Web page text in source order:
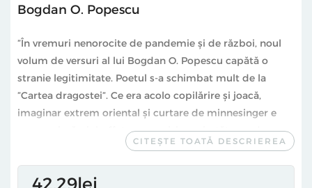
Bogdan O. Popescu
”În vremuri nenorocite de pandemie și de război, noul
volum de versuri al lui Bogdan O. Popescu capătă o
stranie legitimitate. Poetul s-a schimbat mult de la
”Cartea dragostei”. Ce era acolo copilărire și joacă,
imaginar extrem oriental și curtare de minnesinger e
acum crimă, viol, sfârtecare, privire neiertătoare de
sniper ce-ar îndrepta țeava armei către propria inimă.
Imaginarul iubirii a devenit aici cel al morții, gândacii de
bucătărie au luat aici locul fluturilor iar o ființă plină de
CITEȘTE TOATĂ DESCRIEREA
42 29lei